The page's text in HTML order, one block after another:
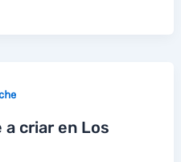
a criar en Los